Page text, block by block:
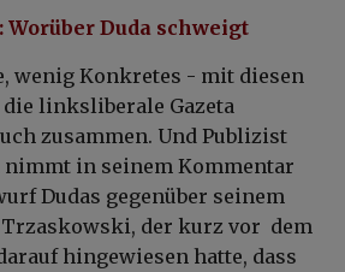
Worüber Duda schweigt
wenig Konkretes - mit diesen
linksliberale Gazeta
zusammen. Und Publizist
in seinem Kommentar
Dudas gegenüber seinem
Trzaskowski, der kurz vor dem
hingewiesen hatte, dass